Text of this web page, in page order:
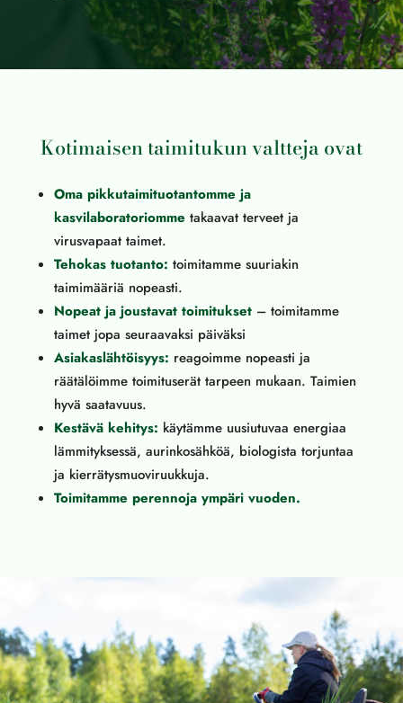
Kotimaisen taimitukun valtteja ovat
Oma pikkutaimituotantomme ja
kasvilaboratoriomme takaavat terveet ja
virusvapaat taimet.
Tehokas tuotanto: toimitamme suuriakin
taimimääriä nopeasti.
Nopeat ja joustavat toimitukset– toimitamme
taimet jopa seuraavaksi päiväksi
Asiakaslähtöisyys: reagoimme nopeasti ja
räätälöimme toimituserät tarpeen mukaan. Taimien
hyvä saatavuus.
Kestävä kehitys: käytämme uusiutuvaa energiaa
lämmityksessä, aurinkosähköä, biologista torjuntaa
ja kierrätysmuoviruukkuja.
Toimitamme perennoja ympäri vuoden.